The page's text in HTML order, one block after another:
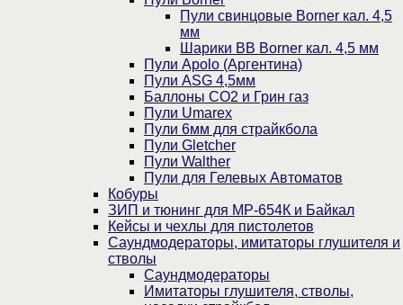
Пули свинцовые Borner кал. 4,5
мм
Шарики BB Borner кал. 4,5 мм
Пули Apolo (Аргентина)
Пули ASG 4,5мм
Баллоны CO2 и Грин газ
Пули Umarex
Пули 6мм для страйкбола
Пули Gletcher
Пули Walther
Пули для Гелевых Автоматов
Кобуры
ЗИП и тюнинг для МР-654К и Байкал
Кейсы и чехлы для пистолетов
Саундмодераторы, имитаторы глушителя и
стволы
Саундмодераторы
Имитаторы глушителя, стволы,